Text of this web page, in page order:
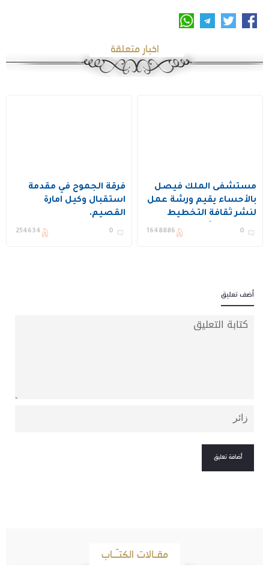
اخبار متعلقة
مستشفى الملك فيصل
بالأحساء يقيم ورشة عمل
لنشر ثقافة التخطيط
وتحسين الأداء ويكرم عدد
0
1648886
فرقة الجموح في مقدمة
استقبال وكيل امارة
القصيم.
0
254634
أضف تعليق
مقـالات الكتـّـاب